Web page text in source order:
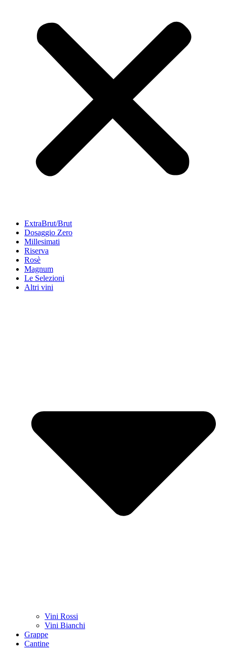
ExtraBrut/Brut
Dosaggio Zero
Millesimati
Riserva
Rosè
Magnum
Le Selezioni
Altri vini
Vini Rossi
Vini Bianchi
Grappe
Cantine